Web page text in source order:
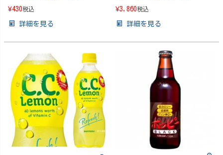
¥430税込
詳細を見る
¥3,860税込
詳細を見る